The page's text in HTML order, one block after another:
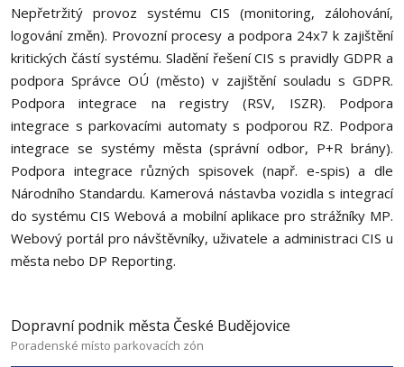
Nepřetržitý provoz systému CIS (monitoring, zálohování,
logování změn). Provozní procesy a podpora 24x7 k zajištění
kritických částí systému. Sladění řešení CIS s pravidly GDPR a
podpora Správce OÚ (město) v zajištění souladu s GDPR.
Podpora integrace na registry (RSV, ISZR). Podpora
integrace s parkovacími automaty s podporou RZ. Podpora
integrace se systémy města (správní odbor, P+R brány).
Podpora integrace různých spisovek (např. e-spis) a dle
Národního Standardu. Kamerová nástavba vozidla s integrací
do systému CIS Webová a mobilní aplikace pro strážníky MP.
Webový portál pro návštěvníky, uživatele a administraci CIS u
města nebo DP Reporting.
Dopravní podnik města České Budějovice
Poradenské místo parkovacích zón